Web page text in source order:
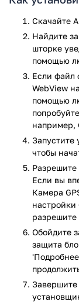
В век
мест для
сложно. Но что
через
она сделана, и
Или взять хотя
происходило
можете
Все подобные
NoteCam. С
смогут делать
GPS, в том
Фиксируется
При
на фотографии
том где, когда
всплывающая
между
вспышку или
снимков.
Скачайте
Найдите
шторке
помощью
Если файл
WebView
помощью
например,
Запустите
чтобы
Разрешите
Если вы
Камера
настройки
разрешите
Обойдите
защита
Завершите